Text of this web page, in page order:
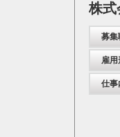
株式
募集
雇用
仕事